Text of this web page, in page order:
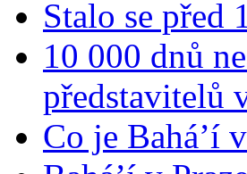
Stalo se před
10 000 dnů
představitelů
Co je Bahá’í